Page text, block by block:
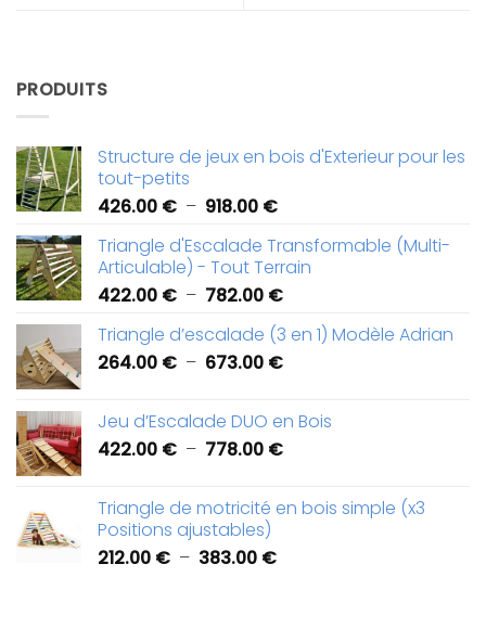
PRODUITS
Structure de jeux en bois d'Exterieur pour les
tout-petits
426.00 € – 918.00 €Plage
prix :
426.00 €
à
918.00 €
Triangle d'Escalade Transformable (Multi-
Articulable) - Tout Terrain
422.00 € – 782.00 €Plage
prix :
422.00 €
782.00 €
Triangle d’escalade (3 en 1) Modèle Adrian
264.00 € – 673.00 €Plage
264.00 €
à
Jeu d’Escalade DUO en Bois
422.00 € – 778.00 €Plage
422.00 €
Triangle de motricité en bois simple (x3
Positions ajustables)
212.00 € – 383.00 €Plage